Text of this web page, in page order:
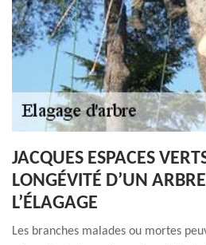
JACQUES ESPACES
LONGÉVITÉ D’UN
L’ÉLAGAGE
Les branches malades ou mortes